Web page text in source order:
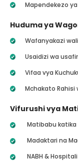
Mapendekezo
Huduma ya
Wafanyakazi
Usaidizi wa
Vifaa vya
Mchakato Rahisi
Vifurushi vya
Matibabu
Madaktari na
NABH &